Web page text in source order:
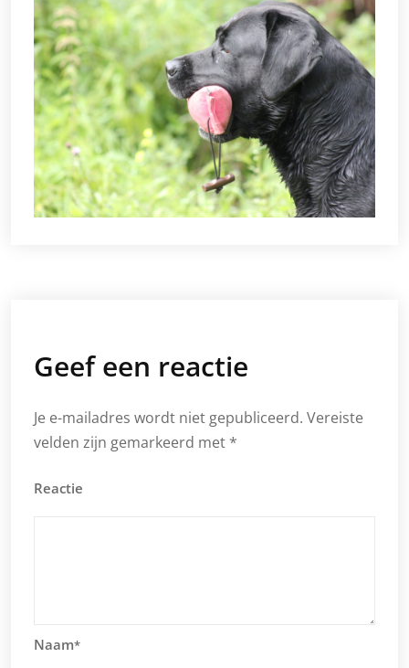
Geef een reactie
Je e-mailadres wordt niet gepubliceerd. Vereiste
velden zijn gemarkeerd met *
Reactie
Naam*